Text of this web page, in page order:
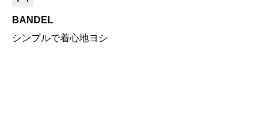
BANDEL
シンプルで着心地ヨシ